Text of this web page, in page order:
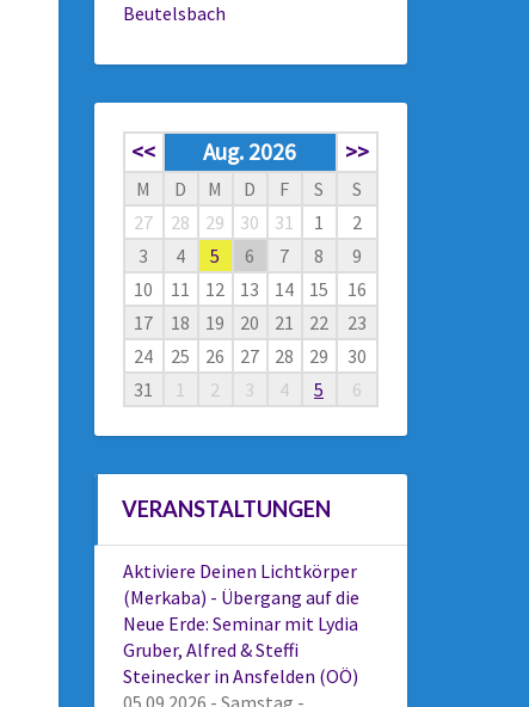
Beutelsbach
<< Aug. 2026 >>
M D M D F S
S
27
28 29 30 31 1
2
3
4 5 6 7 8
9
10
11 12 13 14 15
16
17
18 19 20 21 22
23
24
25 26 27 28 29
30
31
1 2 3 4 5 6
VERANSTALTUNGEN
Aktiviere Deinen Lichtkörper
(Merkaba) - Übergang auf die
Neue Erde: Seminar mit Lydia
Gruber, Alfred & Steffi
Steinecker in Ansfelden (OÖ)
05.09.2026 - Samstag -